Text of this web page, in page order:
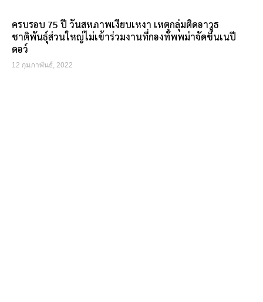
ครบรอบ 75 ปี วันสหภาพเงียบเหงา เหตุกลุ่มติดอาวุธ
ชาติพันธุ์ส่วนใหญ่ไม่เข้าร่วมงานที่กองทัพพม่าจัดขึ้นเนปี
ดอว์
12 กุมภาพันธ์, 2022